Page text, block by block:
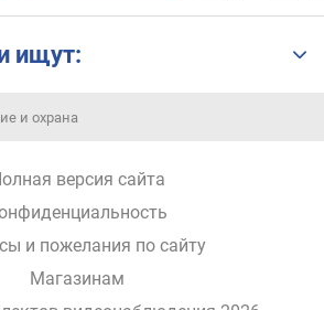
ищут:
и охрана
версия сайта
и пожелания по сайту
Магазинам